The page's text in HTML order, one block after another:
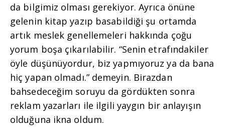
da bilgimiz olması gerekiyor. Ayrıca önüne
gelenin kitap yazıp basabildiği şu ortamda
artık meslek genellemeleri hakkında çoğu
yorum boşa çıkarılabilir. “Senin etrafındakiler
öyle düşünüyordur, biz yapmıyoruz ya da bana
hiç yapan olmadı.” demeyin. Birazdan
bahsedeceğim soruyu da gördükten sonra
reklam yazarları ile ilgili yaygın bir anlayışın
olduğuna ikna oldum.